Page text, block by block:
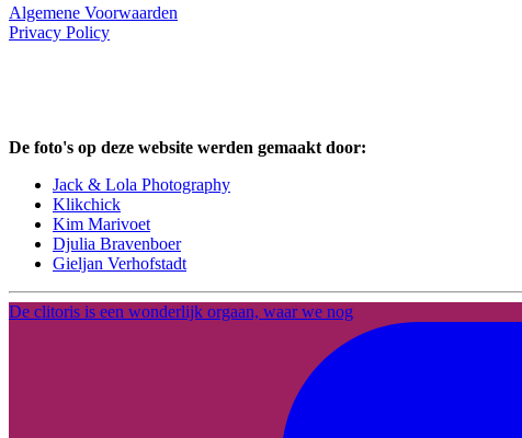
Algemene Voorwaarden
Privacy Policy
De foto's op deze website werden gemaakt door:
Jack & Lola Photography
Klikchick
Kim Marivoet
Djulia Bravenboer
Gieljan Verhofstadt
De clitoris is een wonderlijk orgaan, waar we nog